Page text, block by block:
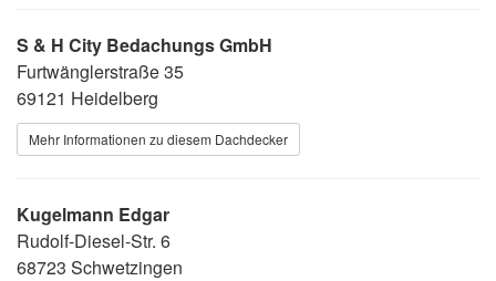
S & H City Bedachungs GmbH
Furtwänglerstraße 35
69121 Heidelberg
Mehr Informationen zu diesem Dachdecker
Kugelmann Edgar
Rudolf-Diesel-Str. 6
68723 Schwetzingen